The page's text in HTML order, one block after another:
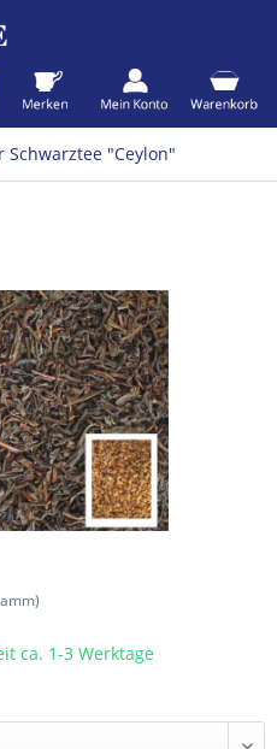
"Ceylon"
ca. 1-3 Werktage